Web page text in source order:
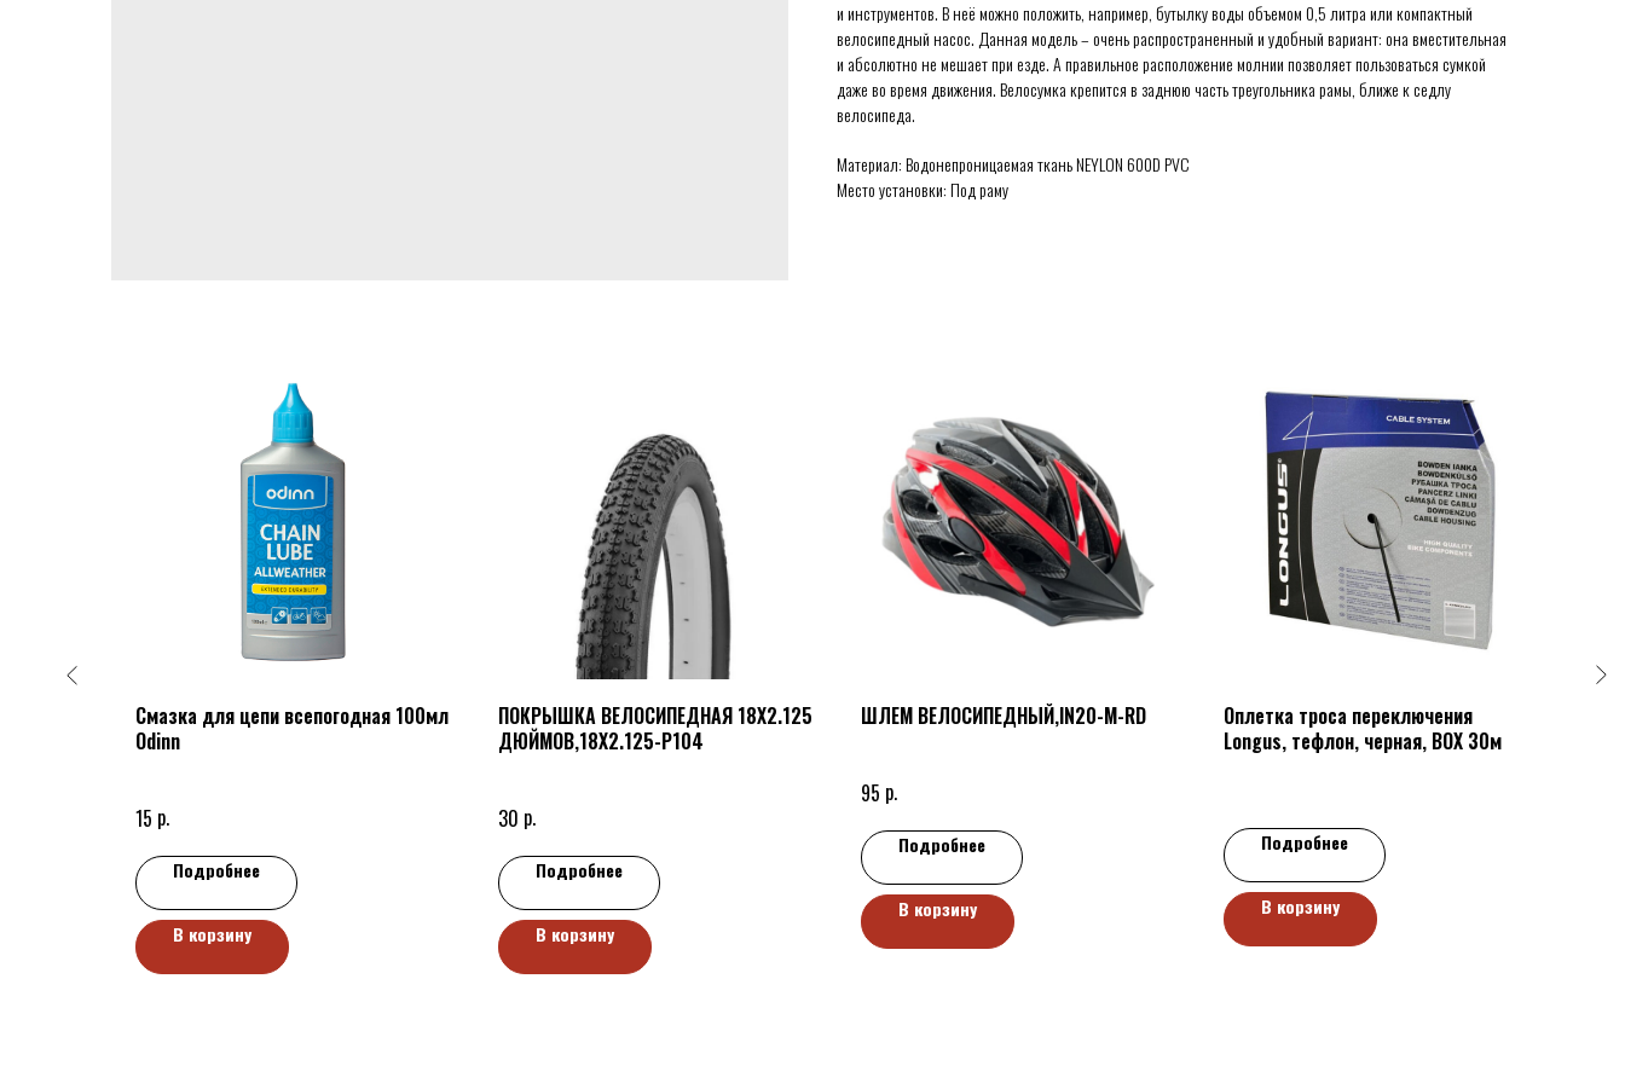
и инструментов. В неё можно положить, например, бутылку воды объемом 0,5 литра или компактный
велосипедный насос. Данная модель – очень распространенный и удобный вариант: она вместительная
и абсолютно не мешает при езде. А правильное расположение молнии позволяет пользоваться сумкой
даже во время движения. Велосумка крепится в заднюю часть треугольника рамы, ближе к седлу
велосипеда.
Материал: Водонепроницаемая ткань NEYLON 600D PVC
Место установки: Под раму
Смазка для цепи всепогодная 100мл
Odinn
15 р.
Подробнее
В корзину
ПОКРЫШКА ВЕЛОСИПЕДНАЯ 18X2.125
ДЮЙМОВ,18X2.125-P104
30 р.
Подробнее
В корзину
ШЛЕМ ВЕЛОСИПЕДНЫЙ,IN20-M-RD
95 р.
Подробнее
В корзину
Оплетка троса переключения
Longus, тефлон, черная, BOX 30м
Подробнее
В корзину